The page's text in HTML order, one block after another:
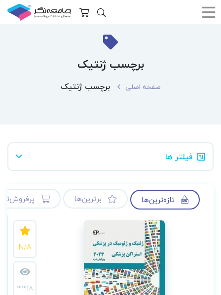
برچسب ژنتیک
صفحه اصلی برچسب ژنتیک
فیلتر ها
تازه‌ترین‌ها برترین‌ها
N/A
3318